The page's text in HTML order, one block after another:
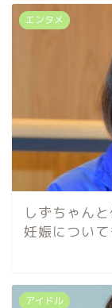
エンタメ
しずちゃん
妊娠について
アイドル